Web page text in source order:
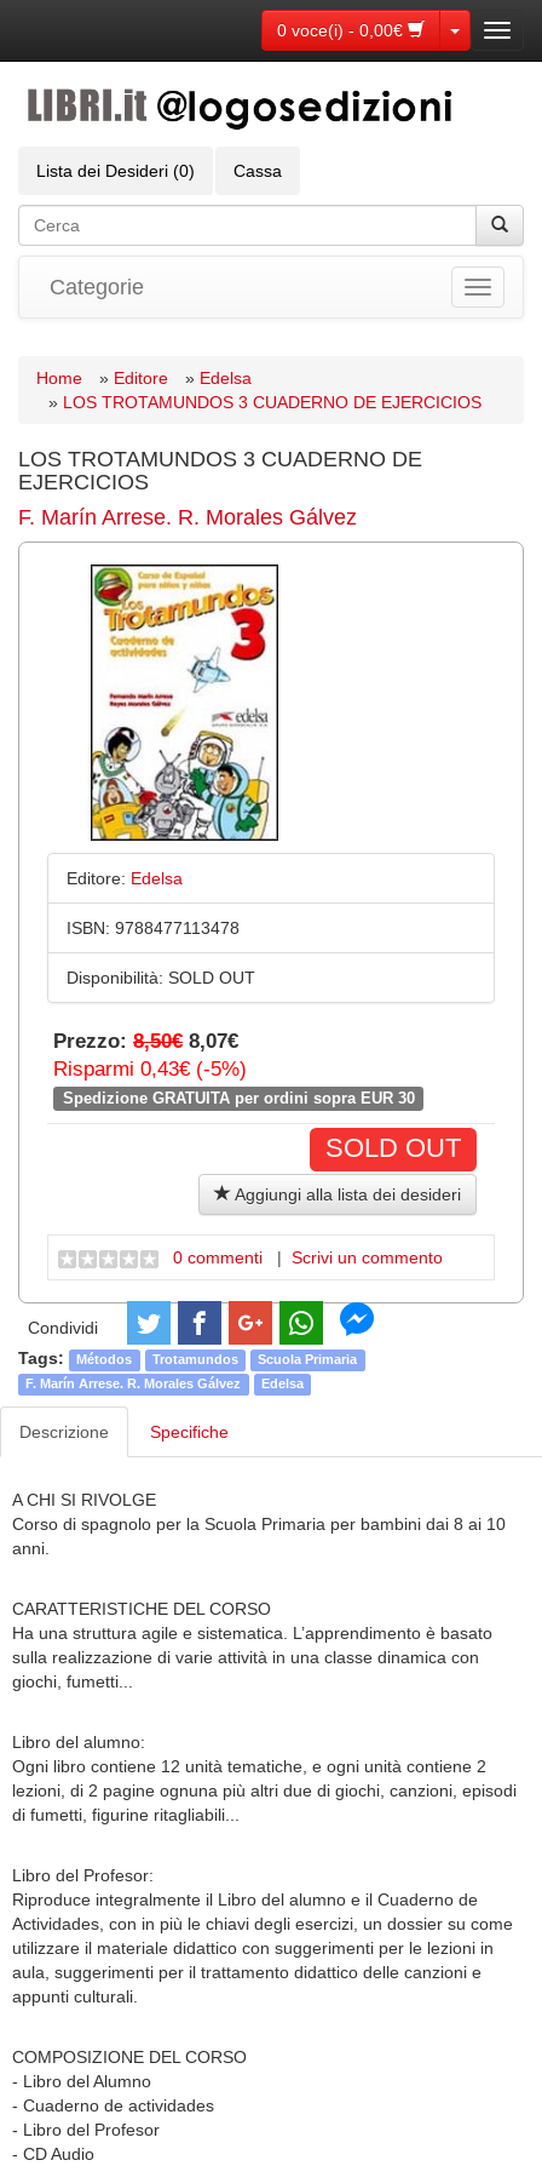
0 voce(i) - 0,00€ Toggle
Lista dei Desideri (0) Cassa
Toggle
Categorie
Home » Editore » Edelsa
» LOS TROTAMUNDOS 3 CUADERNO DE EJERCICIOS
LOS TROTAMUNDOS 3 CUADERNO DE
EJERCICIOS
F. Marín Arrese. R. Morales Gálvez
Editore: Edelsa
ISBN: 9788477113478
Disponibilità: SOLD OUT
Prezzo: 8,50€ 8,07€
Risparmi 0,43€ (-5%)
Spedizione GRATUITA per ordini sopra EUR 30
SOLD OUT
Aggiungi alla lista dei desideri
0 commenti | Scrivi un commento
Condividi
Tags:
Métodos Trotamundos
Scuola Primaria
F. Marín Arrese. R. Morales Gálvez
Edelsa
Descrizione Specifiche
A CHI SI RIVOLGE
Corso di spagnolo per la Scuola Primaria per bambini dai 8 ai 10
anni.
CARATTERISTICHE DEL CORSO
Ha una struttura agile e sistematica. L’apprendimento è basato
sulla realizzazione di varie attività in una classe dinamica con
giochi, fumetti...
Libro del alumno:
Ogni libro contiene 12 unità tematiche, e ogni unità contiene 2
lezioni, di 2 pagine ognuna più altri due di giochi, canzioni, episodi
di fumetti, figurine ritagliabili...
Libro del Profesor:
Riproduce integralmente il Libro del alumno e il Cuaderno de
Actividades, con in più le chiavi degli esercizi, un dossier su come
utilizzare il materiale didattico con suggerimenti per le lezioni in
aula, suggerimenti per il trattamento didattico delle canzioni e
appunti culturali.
COMPOSIZIONE DEL CORSO
- Libro del Alumno
- Cuaderno de actividades
- Libro del Profesor
- CD Audio